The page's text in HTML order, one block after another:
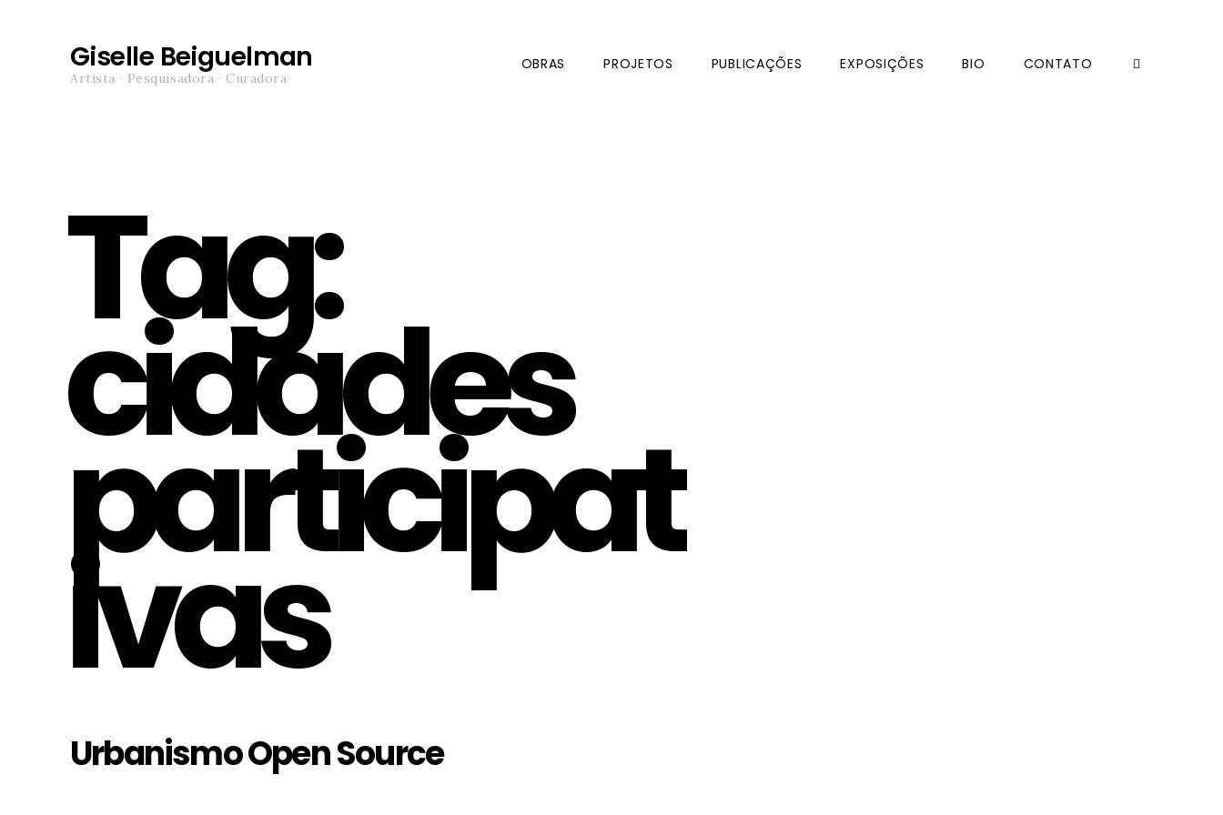
Giselle Beiguelman
Artista · Pesquisadora · Curadora
OBRAS PROJETOS PUBLICAÇÕES EXPOSIÇÕES BIO CONTATO
Tag:
cidades
participat
ivas
Urbanismo Open Source